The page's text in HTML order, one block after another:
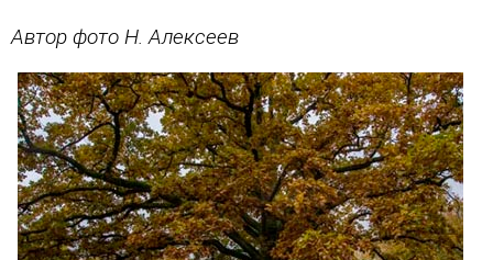
Автор фото Н. Алексеев